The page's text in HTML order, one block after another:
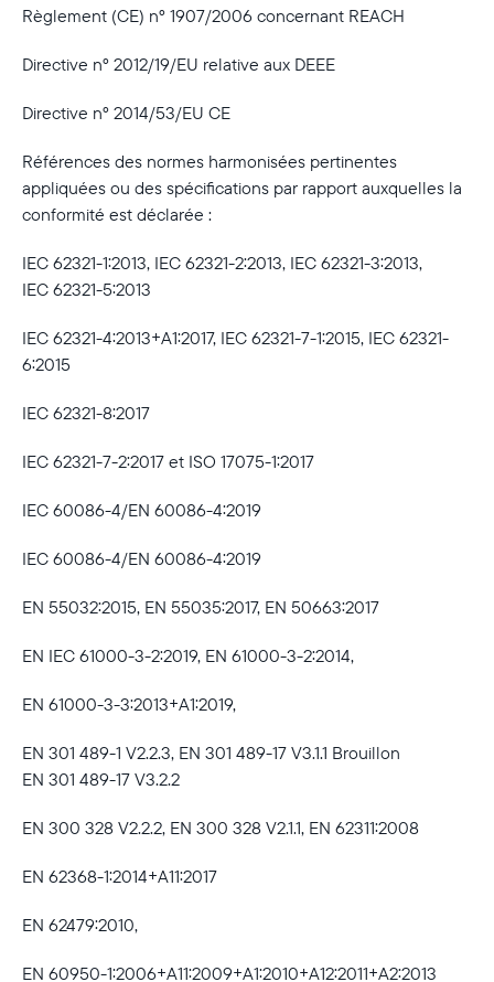
Règlement (CE) n° 1907/2006 concernant REACH
Directive n° 2012/19/EU relative aux DEEE
Directive n° 2014/53/EU CE
Références des normes harmonisées pertinentes
appliquées ou des spécifications par rapport auxquelles la
conformité est déclarée :
IEC 62321-1:2013, IEC 62321-2:2013, IEC 62321-3:2013,
IEC 62321-5:2013
IEC 62321-4:2013+A1:2017, IEC 62321-7-1:2015, IEC 62321-
6:2015
IEC 62321-8:2017
IEC 62321-7-2:2017 et ISO 17075-1:2017
IEC 60086-4/EN 60086-4:2019
IEC 60086-4/EN 60086-4:2019
EN 55032:2015, EN 55035:2017, EN 50663:2017
EN IEC 61000-3-2:2019, EN 61000-3-2:2014,
EN 61000-3-3:2013+A1:2019,
EN 301 489-1 V2.2.3, EN 301 489-17 V3.1.1 Brouillon
EN 301 489-17 V3.2.2
EN 300 328 V2.2.2, EN 300 328 V2.1.1, EN 62311:2008
EN 62368-1:2014+A11:2017
EN 62479:2010,
EN 60950-1:2006+A11:2009+A1:2010+A12:2011+A2:2013